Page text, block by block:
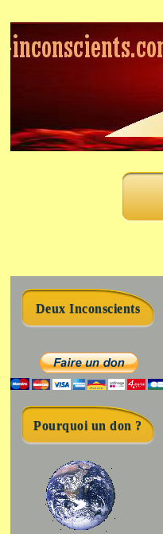
Deux Inconscients
Pourquoi un don ?